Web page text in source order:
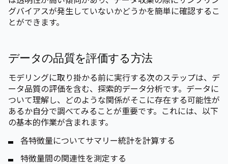
グバイアスが発生していないかどうかを簡単に確認するこ
とができます。
データの品質を評価する方法
モデリングに取り掛かる前に実行する次のステップは、デ
ータ品質の評価を含む、探索的データ分析です。データに
ついて理解し、どのような関係がそこに存在する可能性が
あるか自分で調べてみることが重要です。これには、以下
の基本的作業が含まれます。
各特徴量についてサマリー統計を計算する
特徴量間の関連性を測定する